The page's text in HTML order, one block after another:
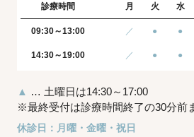
診療時間 月 火 水
09:30～13:00 ／ ● ●
14:30～19:00 ／ ● ●
▲ … 土曜日は14:30～17:00
※最終受付は診療時間終了の30分前
休診日：月曜・金曜・祝日